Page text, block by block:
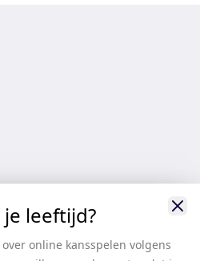
je leeftijd?
online kansspelen volgens